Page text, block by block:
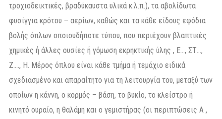
τροχιοδεικτικές, βραδύκαυστα υλικά κ.λ.π.), τα αβολίδωτα
φυσίγγια κρότου – αερίων, καθώς και τα κάθε είδους εφόδια
βολής όπλων οποιουδήποτε τύπου, που περιέχουν βλαπτικές
χημικές ή άλλες ουσίες ή γόμωση εκρηκτικής ύλης , Ε…, ΣΤ…,
Ζ…., Η. Μέρος όπλου είναι κάθε τμήμα ή τεμάχιο ειδικά
σχεδιασμένο και απαραίτητο για τη λειτουργία του, μεταξύ των
οποίων η κάννη, ο κορμός – βάση, το βυκίο, το κλείστρο ή
κινητό ουραίο, η θαλάμη και ο γεμιστήρας (οι περιπτώσεις Α ,